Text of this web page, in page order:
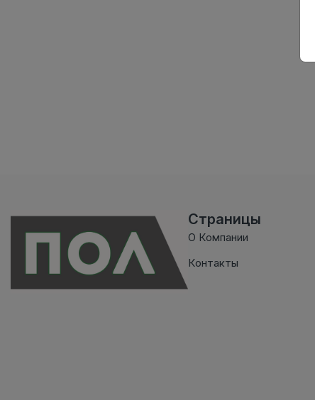
Страницы
О Компании
Контакты